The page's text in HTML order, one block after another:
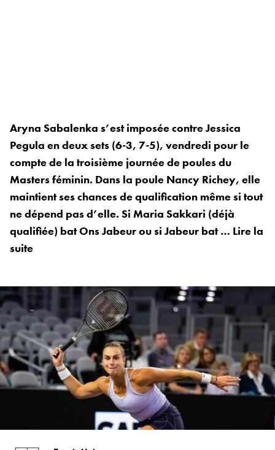
Aryna Sabalenka s’est imposée contre Jessica
Pegula en deux sets (6-3, 7-5), vendredi pour le
compte de la troisième journée de poules du
Masters féminin. Dans la poule Nancy Richey, elle
maintient ses chances de qualification même si tout
ne dépend pas d’elle. Si Maria Sakkari (déjà
qualifiée) bat Ons Jabeur ou si Jabeur bat … Lire la
suite